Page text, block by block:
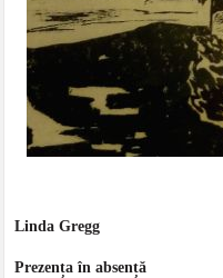
Linda Gregg
Prezența în absență